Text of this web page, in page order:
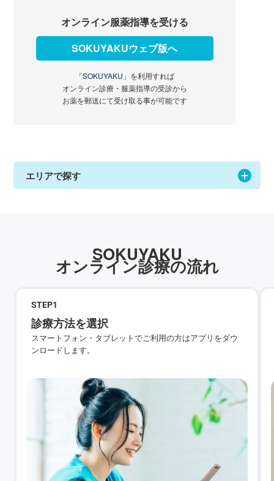
オンライン服薬指導を受ける
SOKUYAKUウェブ版へ
「SOKUYAKU」 を利用すれば
オンライン診療・服薬指導の受診から
お薬を郵送にて受け取る事が可能です
エリアで探す
SOKUYAKU
オンライン診療の流れ
STEP1
診療方法を選択
スマートフォン・タブレットでご利用の方はアプリをダウ
ンロードします。